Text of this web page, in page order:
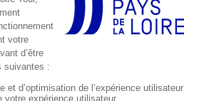
réseaux sociaux